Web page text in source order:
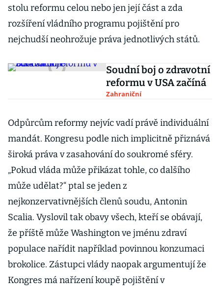
stolu reformu celou nebo jen její část a zda
rozšíření vládního programu pojištění pro
nejchudší neohrožuje práva jednotlivých států.
Soudní boj o zdravotní
reformu v USA začíná
Zahraniční
Odpůrcům reformy nejvíc vadí právě individuální
mandát. Kongresu podle nich implicitně přiznává
široká práva v zasahování do soukromé sféry.
„Pokud vláda může přikázat tohle, co dalšího
může udělat?“ ptal se jeden z
nejkonzervativnějších členů soudu, Antonin
Scalia. Vyslovil tak obavy všech, kteří se obávají,
že příště může Washington ve jménu zdraví
populace nařídit například povinnou konzumaci
brokolice. Zástupci vlády naopak argumentují že
Kongres má nařízení koupě pojištění v